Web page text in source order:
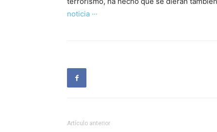
noticia ···
Artículo anterior